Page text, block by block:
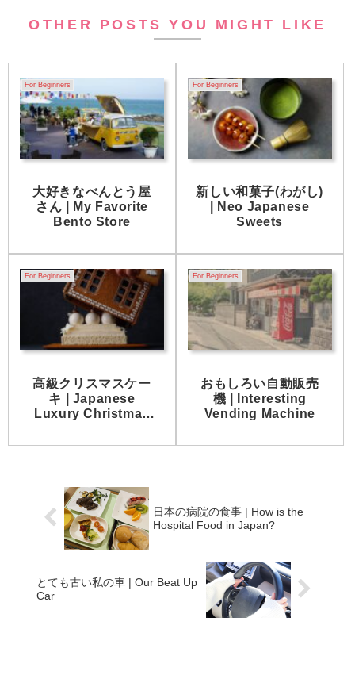
OTHER POSTS YOU MIGHT LIKE
For Beginners
大好きなべんとう屋
さん | My Favorite
Bento Store
For Beginners
新しい和菓子(わがし)
| Neo Japanese
Sweets
For Beginners
高級クリスマスケー
キ | Japanese
Luxury Christmas
For Beginners
おもしろい自動販売
機 | Interesting
Vending Machine
日本の病院の食事 | How is the
Hospital Food in Japan?
とても古い私の車 | Our Beat Up
Car